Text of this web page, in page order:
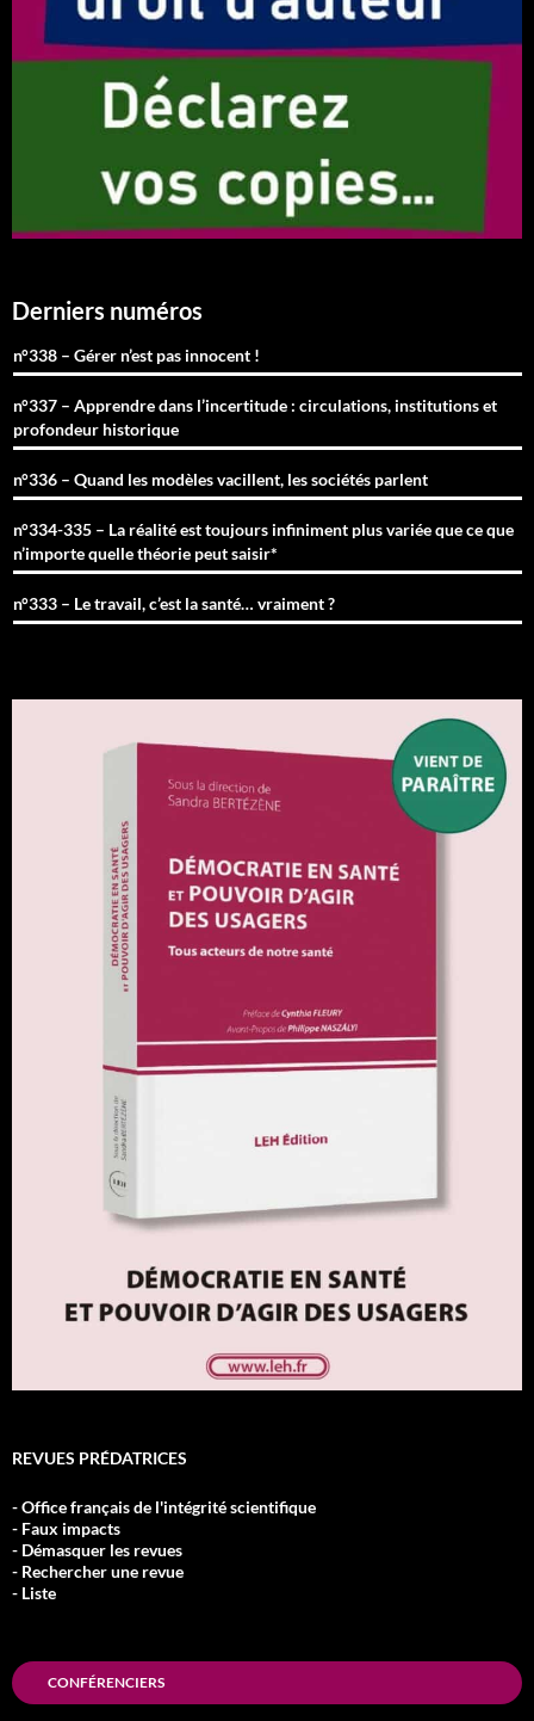
Derniers numéros
n°338 – Gérer n’est pas innocent !
n°337 – Apprendre dans l’incertitude : circulations, institutions et
profondeur historique
n°336 – Quand les modèles vacillent, les sociétés parlent
n°334-335 – La réalité est toujours infiniment plus variée que ce que
n’importe quelle théorie peut saisir*
n°333 – Le travail, c’est la santé… vraiment ?
REVUES PRÉDATRICES
- Office français de l'intégrité scientifique
- Faux impacts
- Démasquer les revues
- Rechercher une revue
- Liste
CONFÉRENCIERS